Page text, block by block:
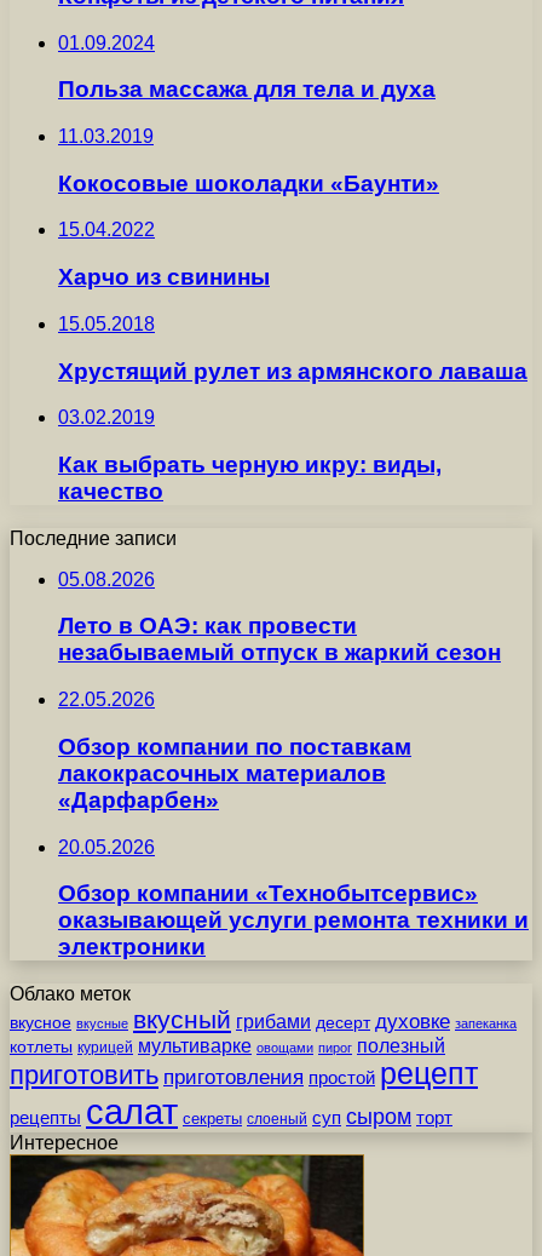
01.09.2024
Польза массажа для тела и духа
11.03.2019
Кокосовые шоколадки «Баунти»
15.04.2022
Харчо из свинины
15.05.2018
Хрустящий рулет из армянского лаваша
03.02.2019
Как выбрать черную икру: виды,
качество
Последние записи
05.08.2026
Лето в ОАЭ: как провести
незабываемый отпуск в жаркий сезон
22.05.2026
Обзор компании по поставкам
лакокрасочных материалов
«Дарфарбен»
20.05.2026
Обзор компании «Технобытсервис»
оказывающей услуги ремонта техники и
электроники
Облако меток
вкусное вкусные вкусный грибами десерт духовке запеканка
котлеты курицей мультиварке овощами пирог полезный
приготовить приготовления простой рецепт
рецепты салат секреты слоеный суп сыром торт
Интересное